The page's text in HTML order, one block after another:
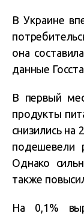
В Украине
она
данные
В первый
продукты
снизились на
подешевели
Однако
также
На 0,1%